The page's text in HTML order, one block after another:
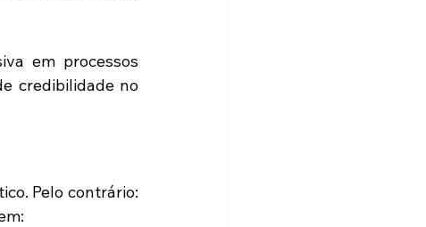
em processos
credibilidade no
Pelo contrário: